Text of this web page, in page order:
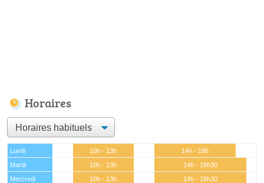
Horaires
Lundi 10h - 13h
14h - 18h
Mardi
10h - 13h
14h - 18h30
Mercredi
10h - 13h
14h - 18h30